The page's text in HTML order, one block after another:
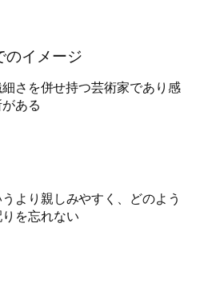
のイメージ
さを併せ持つ芸術家であり感
ある
より親しみやすく、どのよう
を忘れない